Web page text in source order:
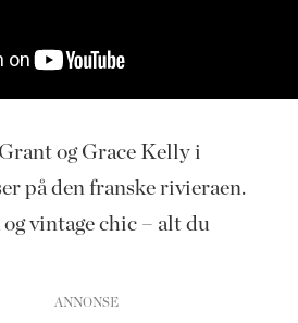
og Grace Kelly i
på den franske rivieraen.
vintage chic – alt du